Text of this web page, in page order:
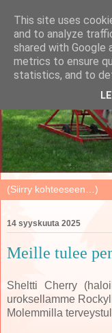
14 syyskuuta 2025
Meille tulee
Sheltti Cherry
uroksellamme
Molemmilla
This site uses
and to analyze
shared with Google
metrics to ensure
statistics, and to